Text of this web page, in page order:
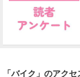
「バイク」のアク